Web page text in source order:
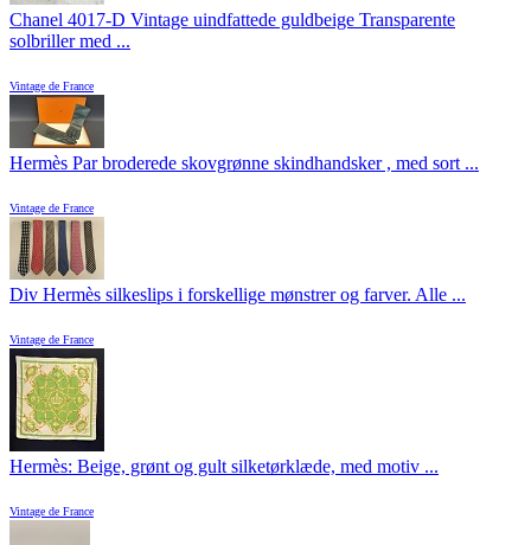
Chanel 4017-D Vintage uindfattede guldbeige Transparente
solbriller med ...
Vintage de France
Hermès Par broderede skovgrønne skindhandsker , med sort ...
Vintage de France
Div Hermès silkeslips i forskellige mønstrer og farver. Alle ...
Vintage de France
Hermès: Beige, grønt og gult silketørklæde, med motiv ...
Vintage de France